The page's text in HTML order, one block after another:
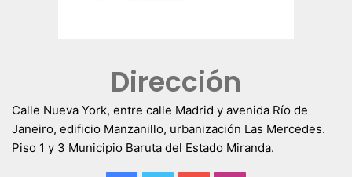
Dirección
Calle Nueva York, entre calle Madrid y avenida Río de
Janeiro, edificio Manzanillo, urbanización Las Mercedes.
Piso 1 y 3 Municipio Baruta del Estado Miranda.